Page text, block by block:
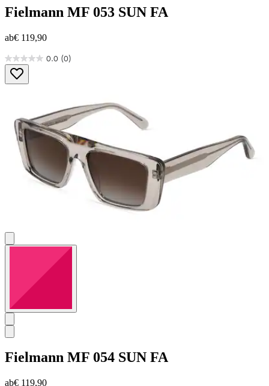
Fielmann MF 053 SUN FA
ab€ 119,90
0.0 (0)
0.0
von
5
Fielmann MF 054 SUN FA
ab€ 119,90